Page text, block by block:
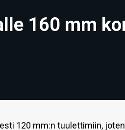
160 mm
120 mm:n tuulettimiin,